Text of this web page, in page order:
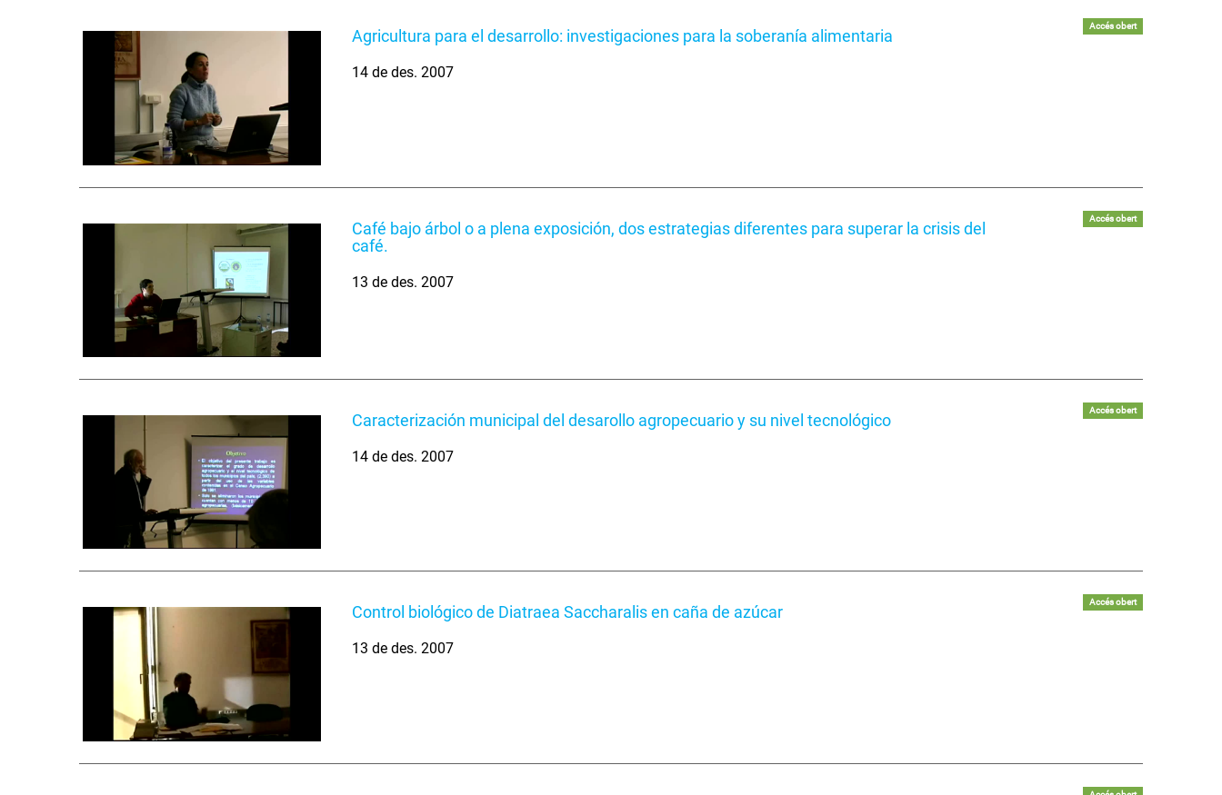
Agricultura para el desarrollo: investigaciones para la soberanía alimentaria
Accés obert
14 de des. 2007
Café bajo árbol o a plena exposición, dos estrategias diferentes para superar la crisis del
café.
Accés obert
13 de des. 2007
Caracterización municipal del desarollo agropecuario y su nivel tecnológico
Accés obert
14 de des. 2007
Control biológico de Diatraea Saccharalis en caña de azúcar
Accés obert
13 de des. 2007